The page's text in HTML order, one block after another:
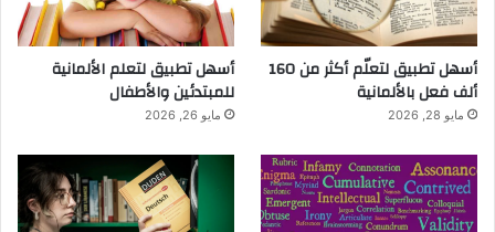
أسهل تطبيق لتعلّم أكثر من 160
ألف فعل بالألمانية
مايو 28, 2026
أسهل تطبيق لتعلم الألمانية
للمبتدئين والأطفال
مايو 26, 2026